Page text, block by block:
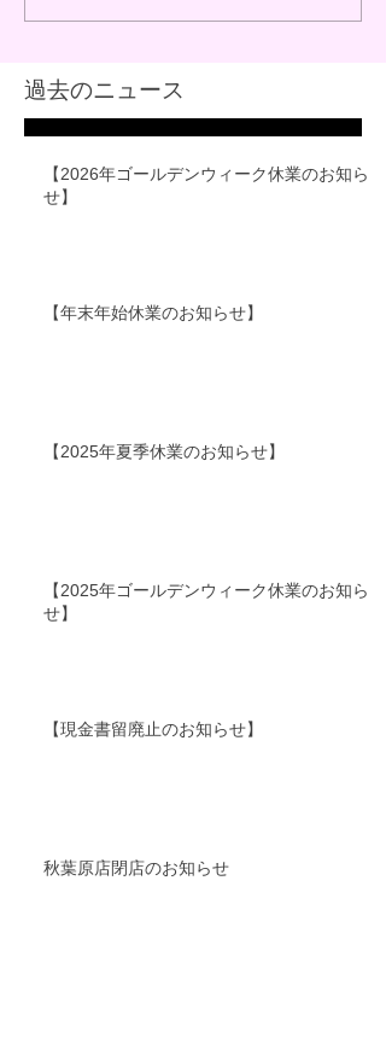
過去のニュース
【2026年ゴールデンウィーク休業のお知ら
せ】
【年末年始休業のお知らせ】
【2025年夏季休業のお知らせ】
【2025年ゴールデンウィーク休業のお知ら
せ】
【現金書留廃止のお知らせ】
秋葉原店閉店のお知らせ